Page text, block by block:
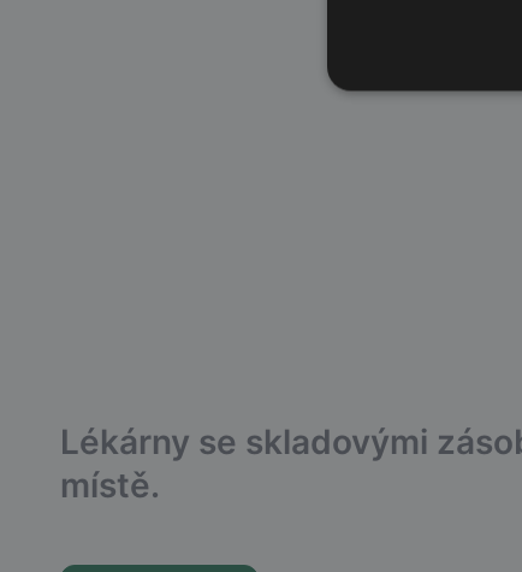
Lékárny se skladovými
místě.